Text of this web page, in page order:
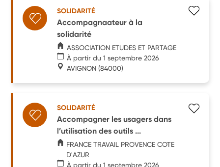
SOLIDARITÉ
Accompagnaateur à la
solidarité
ASSOCIATION ETUDES ET PARTAGE
À partir du 1 septembre 2026
AVIGNON (84000)
SOLIDARITÉ
Accompagner les usagers dans
l’utilisation des outils ...
FRANCE TRAVAIL PROVENCE COTE
D'AZUR
À partir du 1 septembre 2026